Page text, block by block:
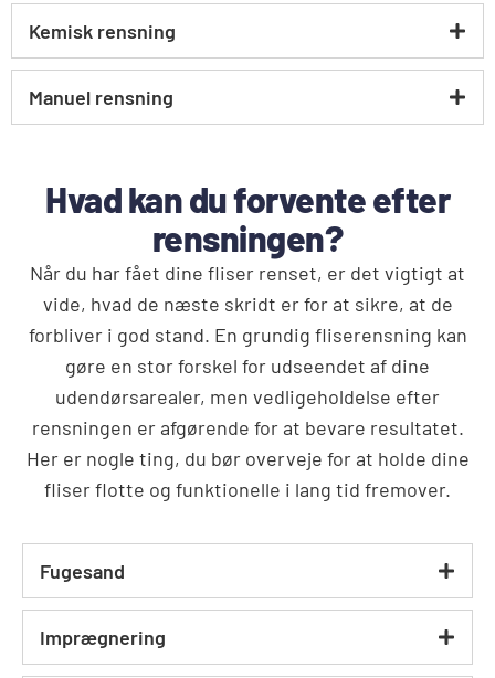
Kemisk rensning
Manuel rensning
Hvad kan du forvente efter
rensningen?
Når du har fået dine fliser renset, er det vigtigt at
vide, hvad de næste skridt er for at sikre, at de
forbliver i god stand. En grundig fliserensning kan
gøre en stor forskel for udseendet af dine
udendørsarealer, men vedligeholdelse efter
rensningen er afgørende for at bevare resultatet.
Her er nogle ting, du bør overveje for at holde dine
fliser flotte og funktionelle i lang tid fremover.
Fugesand
Imprægnering